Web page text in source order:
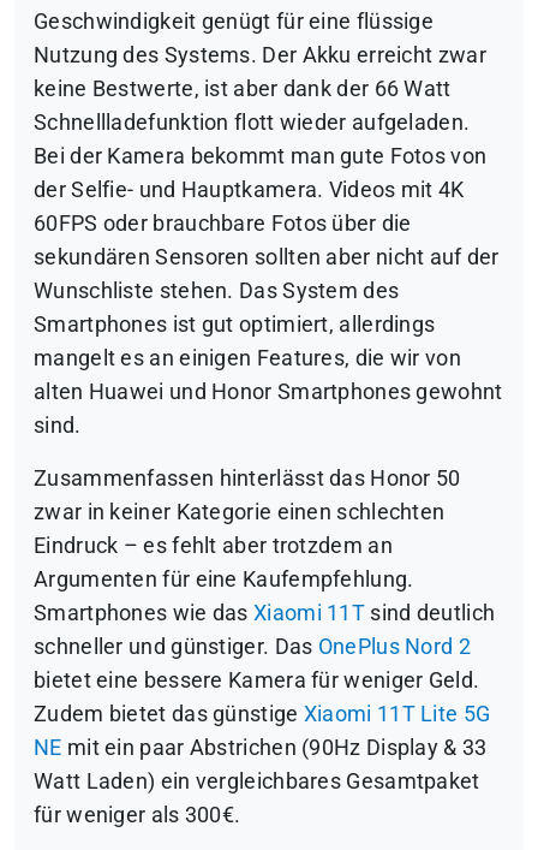
Geschwindigkeit genügt für eine flüssige
Nutzung des Systems. Der Akku erreicht zwar
keine Bestwerte, ist aber dank der 66 Watt
Schnellladefunktion flott wieder aufgeladen.
Bei der Kamera bekommt man gute Fotos von
der Selfie- und Hauptkamera. Videos mit 4K
60FPS oder brauchbare Fotos über die
sekundären Sensoren sollten aber nicht auf der
Wunschliste stehen. Das System des
Smartphones ist gut optimiert, allerdings
mangelt es an einigen Features, die wir von
alten Huawei und Honor Smartphones gewohnt
sind.
Zusammenfassen hinterlässt das Honor 50
zwar in keiner Kategorie einen schlechten
Eindruck – es fehlt aber trotzdem an
Argumenten für eine Kaufempfehlung.
Smartphones wie dasXiaomi 11T sind deutlich
schneller und günstiger. Das OnePlus Nord 2
bietet eine bessere Kamera für weniger Geld.
Zudem bietet das günstige Xiaomi 11T Lite 5G
NE mit ein paar Abstrichen (90Hz Display & 33
Watt Laden) ein vergleichbares Gesamtpaket
für weniger als 300€.